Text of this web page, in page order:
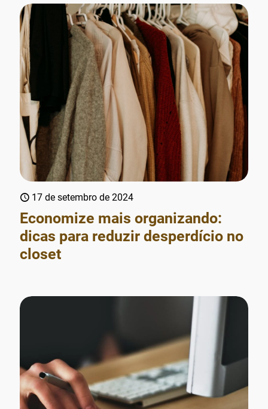
17 de setembro de 2024
Economize mais organizando:
dicas para reduzir desperdício no
closet